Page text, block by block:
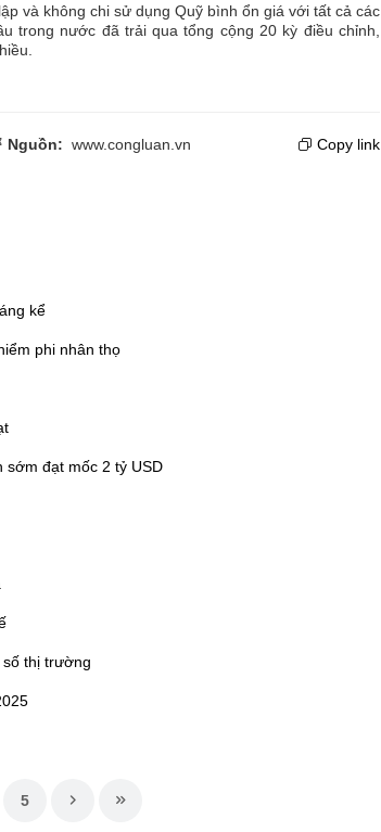
và không chi sử dụng Quỹ bình ổn giá với tất cả các
trong nước đã trải qua tổng cộng 20 kỳ điều chỉnh,
Nguồn: www.congluan.vn
Copy link
kể
phi nhân thọ
sớm đạt mốc 2 tỷ USD
thị trường
5